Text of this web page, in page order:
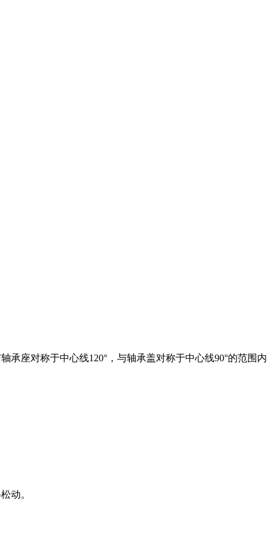
座对称于中心线120°，与轴承盖对称于中心线90°的范围内
动。